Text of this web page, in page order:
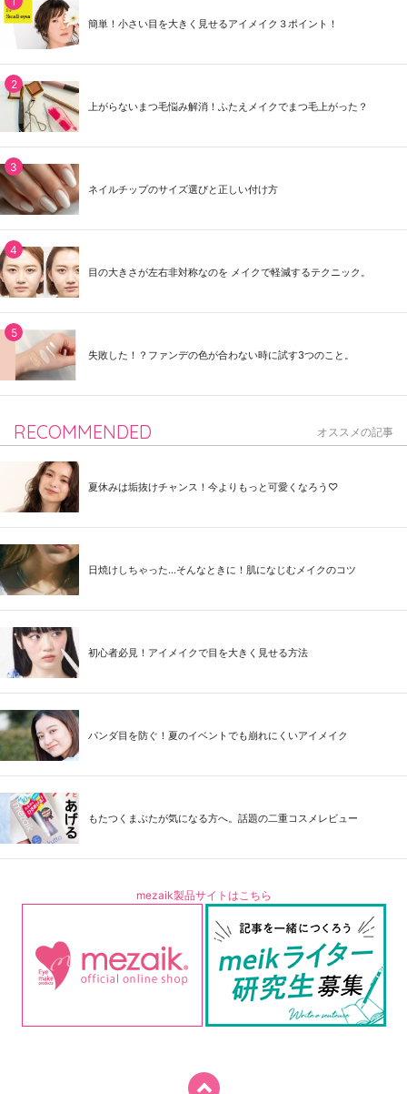
簡単！小さい目を大きく見せるアイメイク３ポイント！
上がらないまつ毛悩み解消！ふたえメイクでまつ毛上がった？
ネイルチップのサイズ選びと正しい付け方
目の大きさが左右非対称なのを メイクで軽減するテクニック。
失敗した！？ファンデの色が合わない時に試す3つのこと。
RECOMMENDED オススメの記事
夏休みは垢抜けチャンス！今よりもっと可愛くなろう♡
日焼けしちゃった...そんなときに！肌になじむメイクのコツ
初心者必見！アイメイクで目を大きく見せる方法
パンダ目を防ぐ！夏のイベントでも崩れにくいアイメイク
もたつくまぶたが気になる方へ。話題の二重コスメレビュー
mezaik製品サイトはこちら